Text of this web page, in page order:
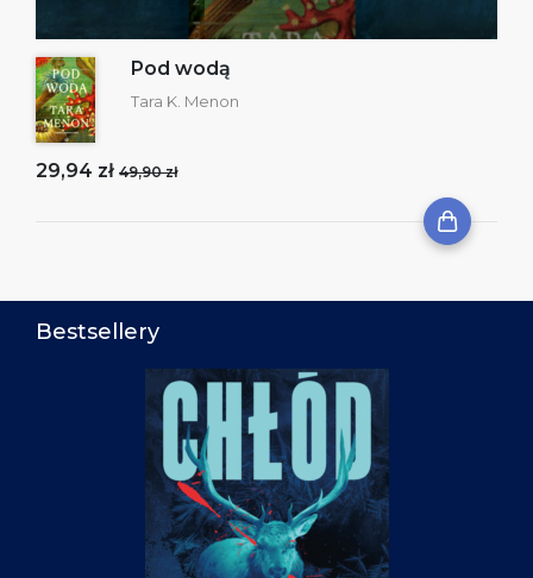
Pod wodą
Tara K. Menon
29,94 zł 49,90 zł
Bestsellery